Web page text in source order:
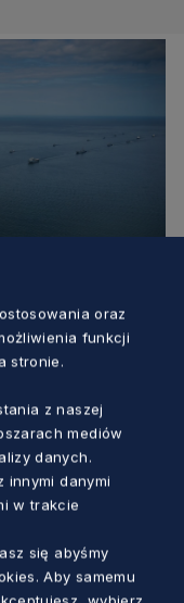
na
11 miesięcy temu
oraz
funkcji
stronie.
z naszej
mediów
danych.
innymi danymi
w trakcie
się abyśmy
Aby samemu